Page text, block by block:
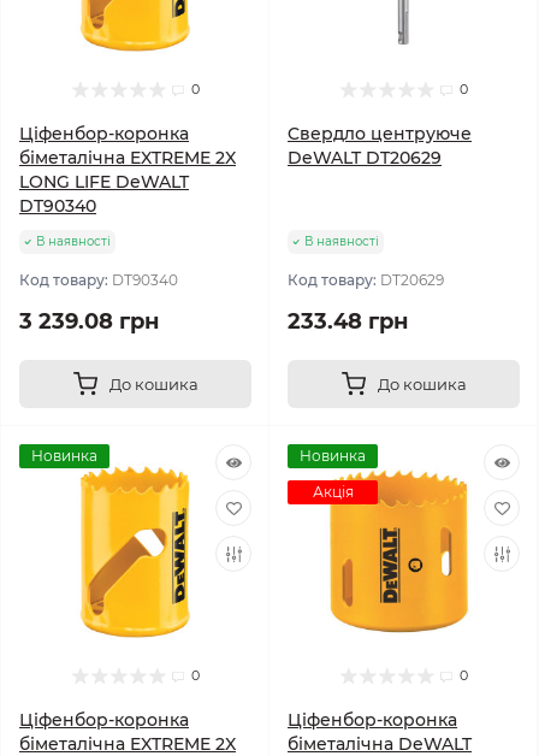
0
Ціфенбор-коронка
біметалічна EXTREME 2X
LONG LIFE DeWALT
DT90340
В наявності
Код товару: DT90340
3 239.08 грн
До кошика
0
Cвердло центруюче
DeWALT DT20629
В наявності
Код товару: DT20629
233.48 грн
До кошика
Новинка
0
Ціфенбор-коронка
біметалічна EXTREME 2X
Новинка
Акція
0
Ціфенбор-коронка
біметалічна DeWALT